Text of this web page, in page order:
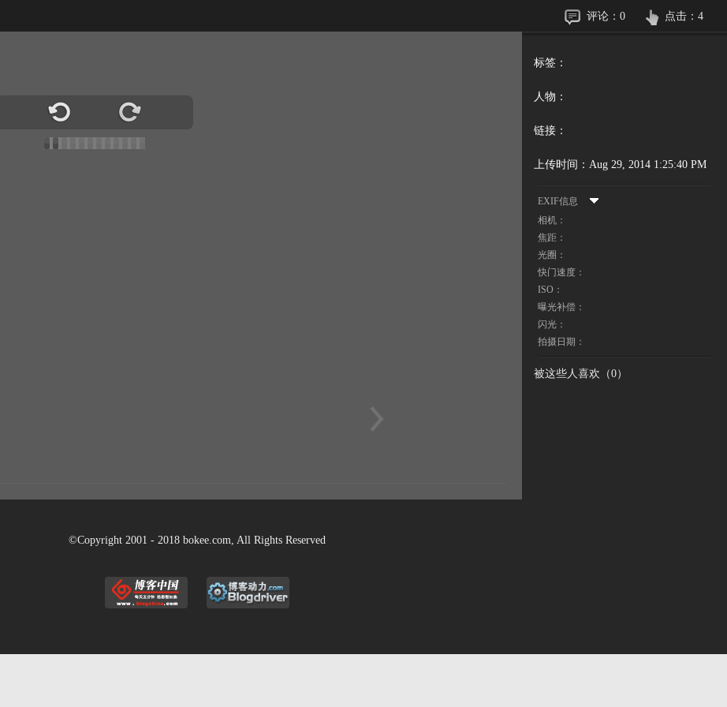
点击： 4
评论： 0
标签：
人物：
链接：
上传时间： Aug 29, 2014 1:25:40 PM
EXIF信息
相机：
焦距：
光圈：
快门速度：
ISO：
曝光补偿：
闪光：
拍摄日期：
被这些人喜欢（0）
©Copyright 2001 - 2018 bokee.com, All Rights Reserved